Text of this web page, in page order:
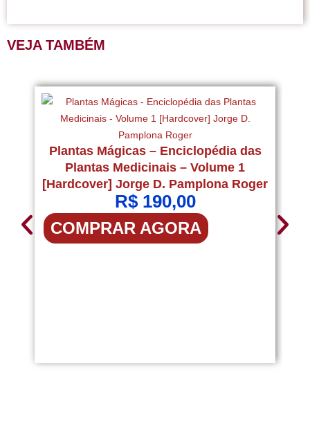
VEJA TAMBÉM
Plantas Mágicas – Enciclopédia das
Plantas Medicinais – Volume 1
[Hardcover] Jorge D. Pamplona Roger
R$190,00
COMPRAR AGORA